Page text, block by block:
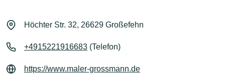
Höchter Str. 32, 26629 Großefehn
+4915221916683 (Telefon)
https://www.maler-grossmann.de